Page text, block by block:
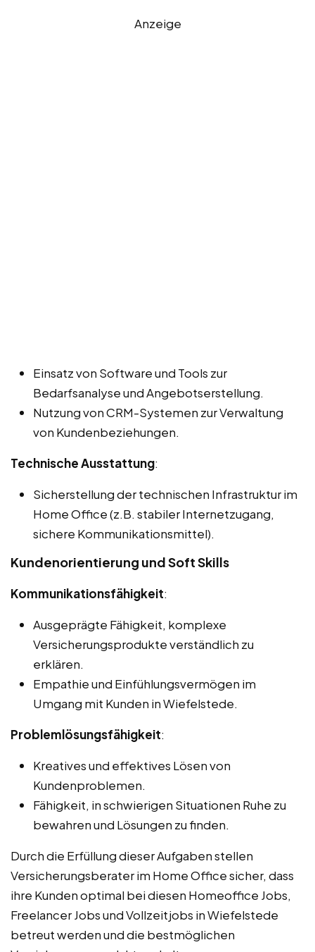
Anzeige
Einsatz von Software und Tools zur
Bedarfsanalyse und Angebotserstellung.
Nutzung von CRM-Systemen zur Verwaltung
von Kundenbeziehungen.
Technische Ausstattung:
Sicherstellung der technischen Infrastruktur im
Home Office (z.B. stabiler Internetzugang,
sichere Kommunikationsmittel).
Kundenorientierung und Soft Skills
Kommunikationsfähigkeit:
Ausgeprägte Fähigkeit, komplexe
Versicherungsprodukte verständlich zu
erklären.
Empathie und Einfühlungsvermögen im
Umgang mit Kunden in Wiefelstede.
Problemlösungsfähigkeit:
Kreatives und effektives Lösen von
Kundenproblemen.
Fähigkeit, in schwierigen Situationen Ruhe zu
bewahren und Lösungen zu finden.
Durch die Erfüllung dieser Aufgaben stellen
Versicherungsberater im Home Office sicher, dass
ihre Kunden optimal bei diesen Homeoffice Jobs,
Freelancer Jobs und Vollzeitjobs in Wiefelstede
betreut werden und die bestmöglichen